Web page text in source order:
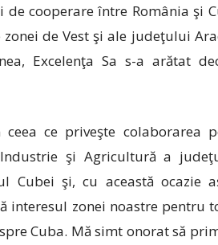
cooperare între România şi
de Vest şi ale judeţului
Excelenţa Sa s-a arătat
ce priveşte colaborarea
Industrie şi Agricultură a
Cubei şi, cu această ocazie
interesul zonei noastre pentru
Cuba. Mă simt onorat să